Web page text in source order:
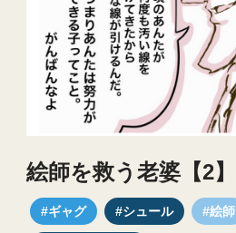
絵師を救う老婆【2】
#ギャグ #シュール #絵師